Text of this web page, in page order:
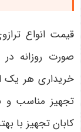
قیمت انواع
صورت روزانه
خریداری هر یک
تجهیز مناسب و
کابان تجهیز با